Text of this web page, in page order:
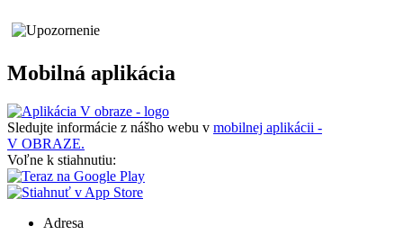
Mobilná aplikácia
Sledujte informácie z nášho webu v mobilnej aplikácii -
V OBRAZE.
Voľne k stiahnutiu:
Adresa